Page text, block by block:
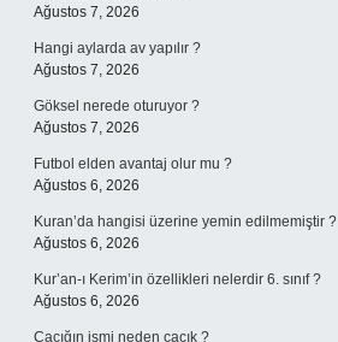
Ağustos 7, 2026
Hangi aylarda av yapılır ?
Ağustos 7, 2026
Göksel nerede oturuyor ?
Ağustos 7, 2026
Futbol elden avantaj olur mu ?
Ağustos 6, 2026
Kuran’da hangisi üzerine yemin edilmemiştir ?
Ağustos 6, 2026
Kur’an-ı Kerim’in özellikleri nelerdir 6. sınıf ?
Ağustos 6, 2026
Cacığın ismi neden cacık ?